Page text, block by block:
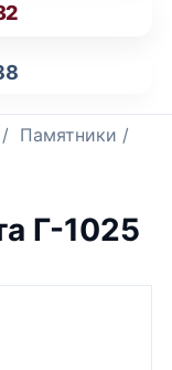
/ Памятники /
Г-1025